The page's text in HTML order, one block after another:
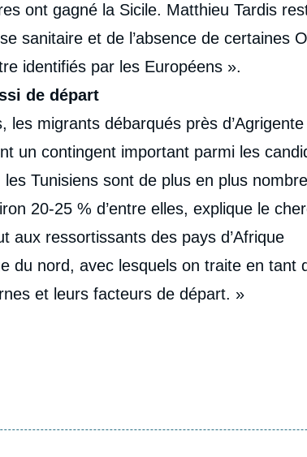
ont gagné la Sicile. Matthieu Tardis
sanitaire et de l’absence de certaines
identifiés par les Européens ».
de départ
les migrants débarqués près
un contingent important parmi les
Tunisiens sont de plus en plus
20-25 % d’entre elles, explique le
aux ressortissants des pays d’Afrique
du nord, avec lesquels on traite en tant
et leurs facteurs de départ. »